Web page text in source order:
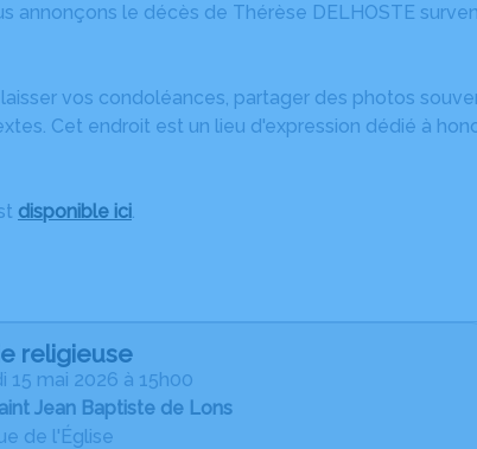
annonçons le décès de Thérèse DELHOSTE
vos condoléances, partager des photos
Cet endroit est un lieu d'expression dédié à
disponible ici.
religieuse
15 mai 2026 à 15h00
Jean Baptiste de Lons
de l'Église